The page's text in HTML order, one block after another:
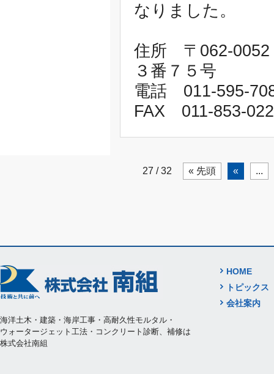
なりました。
住所 〒062-0052
３番７５号
電話 011-595-
FAX 011-853-
27 / 32 « 先頭 « ...
海洋土木・建築・海岸工事・高耐久性モルタル・
ウォータージェット工法・コンクリート診断、補修は
株式会社南組
HOME
トピックス
会社案内